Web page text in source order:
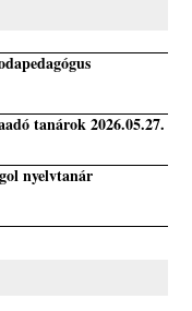
tanárok 2026.05.27.
nyelvtanár